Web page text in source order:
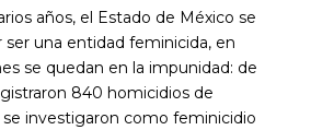
años, el Estado de México se
ser una entidad feminicida, en
se quedan en la impunidad: de
840 homicidios de
se investigaron como feminicidio